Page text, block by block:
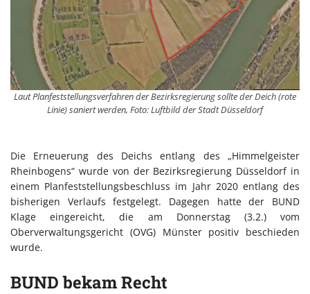
Laut Planfeststellungsverfahren der Bezirksregierung sollte der Deich (rote
Linie) saniert werden, Foto: Luftbild der Stadt Düsseldorf
Die Erneuerung des Deichs entlang des „Himmelgeister
Rheinbogens“ wurde von der Bezirksregierung Düsseldorf in
einem Planfeststellungsbeschluss im Jahr 2020 entlang des
bisherigen Verlaufs festgelegt. Dagegen hatte der BUND
Klage eingereicht, die am Donnerstag (3.2.) vom
Oberverwaltungsgericht (OVG) Münster positiv beschieden
wurde.
BUND bekam Recht